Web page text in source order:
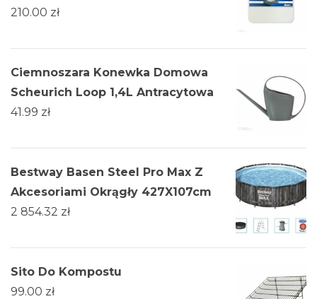
210.00 zł
Ciemnoszara Konewka Domowa
Scheurich Loop 1,4L Antracytowa
41.99 zł
Bestway Basen Steel Pro Max Z
Akcesoriami Okrągły 427X107cm
2 854.32 zł
Sito Do Kompostu
99.00 zł